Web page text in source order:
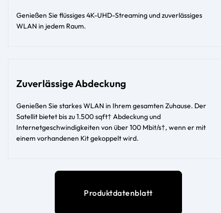
Genießen Sie flüssiges 4K-UHD-Streaming und zuverlässiges
WLAN in jedem Raum.
Zuverlässige Abdeckung
Genießen Sie starkes WLAN in Ihrem gesamten Zuhause. Der
Satellit bietet bis zu 1.500 sqft† Abdeckung und
Internetgeschwindigkeiten von über 100 Mbit/s†, wenn er mit
einem vorhandenen Kit gekoppelt wird.
Produktdatenblatt